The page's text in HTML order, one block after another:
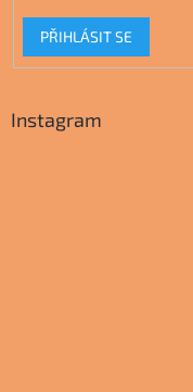
PŘIHLÁSIT SE
Instagram